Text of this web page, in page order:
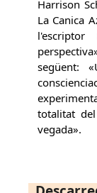
Harrison
La Canica
l'escriptor
següent:
totalitat
vegada».